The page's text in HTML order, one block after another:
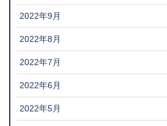
2022年9月
2022年8月
2022年7月
2022年6月
2022年5月